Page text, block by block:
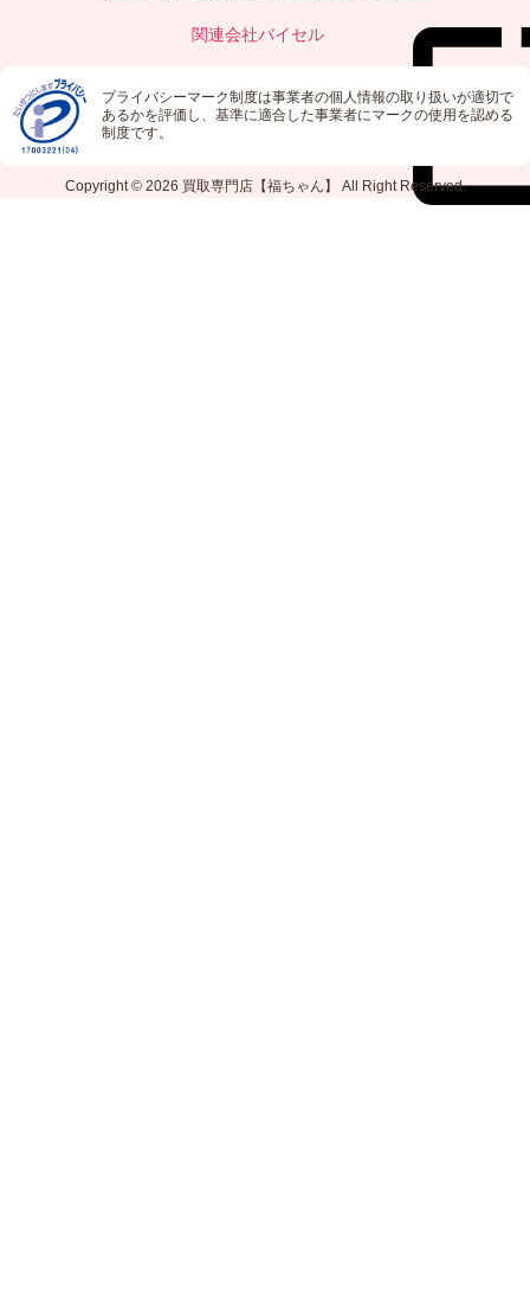
関連会社バイセル
プライバシーマーク制度は事業者の個人情報の取り扱いが適切で
あるかを評価し、基準に適合した事業者にマークの使用を認める
制度です。
Copyright © 2026 買取専門店【福ちゃん】 All Right Reserved.